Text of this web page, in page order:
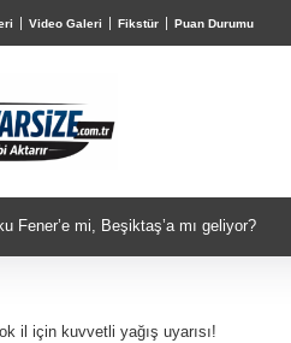
Video Galeri Fikstür Puan Durumu
VND
0,0018%0,32
6.660,55
Talas İnovasyon Merkezi finale kaldı
il için kuvvetli yağış uyarısı!